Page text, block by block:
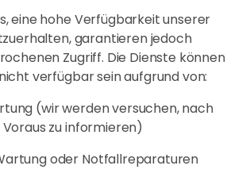
eine hohe Verfügbarkeit unserer
garantieren jedoch
Zugriff. Die Dienste können
verfügbar sein aufgrund von:
(wir werden versuchen, nach
zu informieren)
oder Notfallreparaturen